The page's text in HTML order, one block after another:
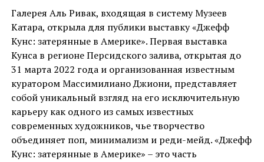
У топ-10 продажів на ярмарку
також увійшла версія Надії
Чорновіл.
Перший продаж був зроблений з першого стенду
галереєю Mark Hachem, другий – скульптурою із
серії “Вільна людина” кубинського художника Хуана
Роберто Дінго (Juan Roberto Dingo). Третім
продажем стала робота лос-анджелеського
художника Shinny Butterfly під назвою Punk Me
жизни людей разных странах мира, любуется вместе
со зрителем красотой природы, делится своими
переживаниями. Через работы Андрея, можно
почувствовать, то как видит окружающий мир в
своих мечтах Андрей.
Андрея затрагивает в своих фотографиях вопросы
истории и ее переплетения с будущим. Андрея
волнуют философские вопросы взаимодействия
противоположностей. В своих работах, Андрей
призывает к участию в проблемах экологии. Андрей
Галерея Аль Ривак, входящая в систему Музеев
Катара, открыла для публики выставку «Джефф
Кунс: затерянные в Америке». Первая выставка
Кунса в регионе Персидского залива, открытая до
31 марта 2022 года и организованная известным
куратором Массимилиано Джиони, представляет
собой уникальный взгляд на его исключительную
карьеру как одного из самых известных
современных художников, чье творчество
объединяет поп, минимализм и реди-мейд. «Джефф
Кунс: затерянные в Америке» – это часть